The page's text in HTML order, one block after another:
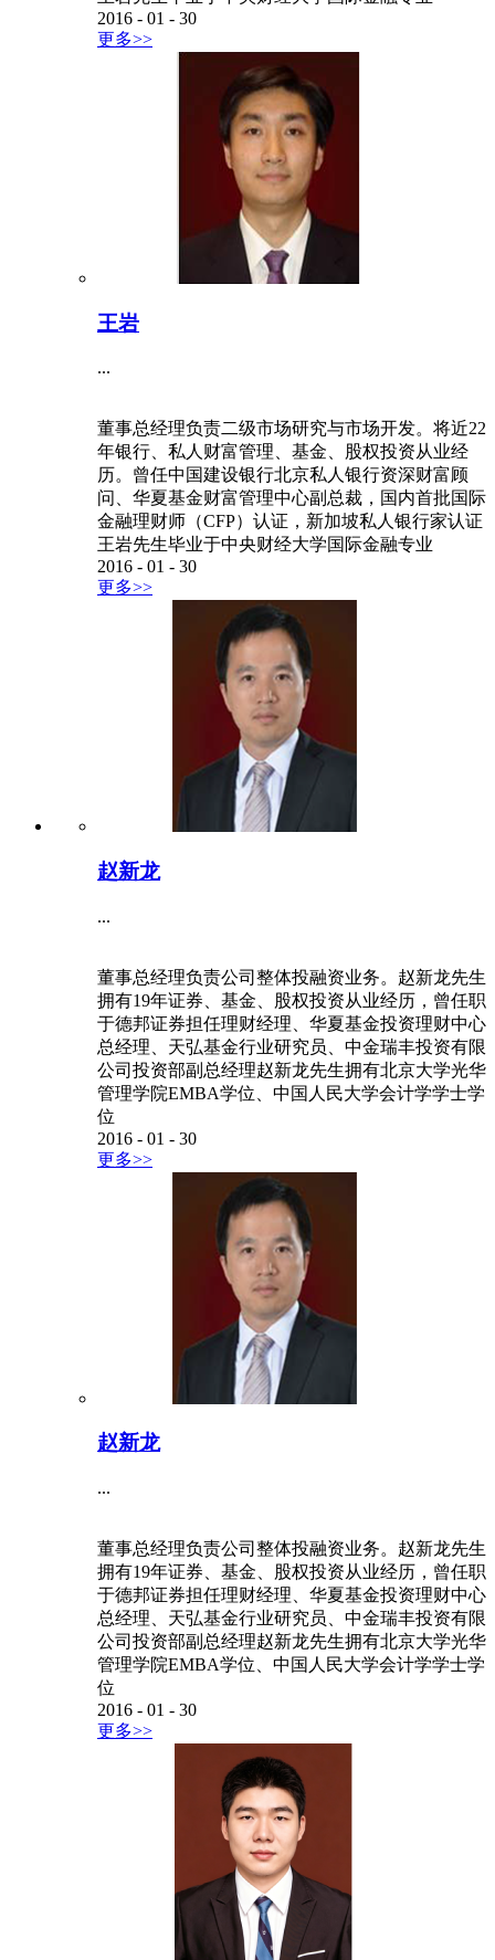
2016 - 01 - 30
更多>>
王岩
...
董事总经理负责二级市场研究与市场开发。将近22
年银行、私人财富管理、基金、股权投资从业经
历。曾任中国建设银行北京私人银行资深财富顾
问、华夏基金财富管理中心副总裁，国内首批国际
金融理财师（CFP）认证，新加坡私人银行家认证
王岩先生毕业于中央财经大学国际金融专业
2016 - 01 - 30
更多>>
赵新龙
...
董事总经理负责公司整体投融资业务。赵新龙先生
拥有19年证券、基金、股权投资从业经历，曾任职
于德邦证券担任理财经理、华夏基金投资理财中心
总经理、天弘基金行业研究员、中金瑞丰投资有限
公司投资部副总经理赵新龙先生拥有北京大学光华
管理学院EMBA学位、中国人民大学会计学学士学
位
2016 - 01 - 30
更多>>
赵新龙
...
董事总经理负责公司整体投融资业务。赵新龙先生
拥有19年证券、基金、股权投资从业经历，曾任职
于德邦证券担任理财经理、华夏基金投资理财中心
总经理、天弘基金行业研究员、中金瑞丰投资有限
公司投资部副总经理赵新龙先生拥有北京大学光华
管理学院EMBA学位、中国人民大学会计学学士学
位
2016 - 01 - 30
更多>>